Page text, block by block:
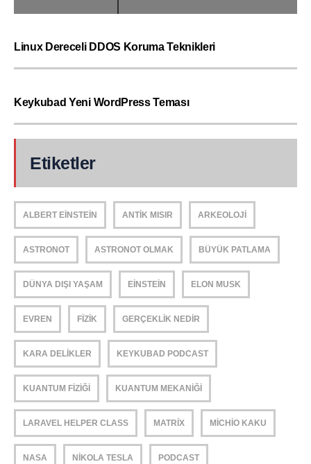
Linux Dereceli DDOS Koruma Teknikleri
Keykubad Yeni WordPress Teması
Etiketler
ALBERT EINSTEIN ANTIK MISIR ARKEOLOJI
ASTRONOT ASTRONOT OLMAK BÜYÜK PATLAMA
DÜNYA DIŞI YAŞAM EINSTEIN ELON MUSK
EVREN FIZIK GERÇEKLIK NEDIR
KARA DELIKLER KEYKUBAD PODCAST
KUANTUM FIZIĞI KUANTUM MEKANIĞI
LARAVEL HELPER CLASS MATRIX MICHIO KAKU
NASA NIKOLA TESLA PODCAST